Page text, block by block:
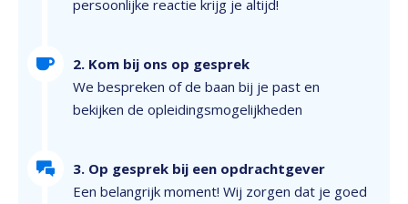
persoonlijke reactie krijg je altijd!
2. Kom bij ons op gesprek
We bespreken of de baan bij je past en
bekijken de opleidingsmogelijkheden
3. Op gesprek bij een opdrachtgever
Een belangrijk moment! Wij zorgen dat je goed